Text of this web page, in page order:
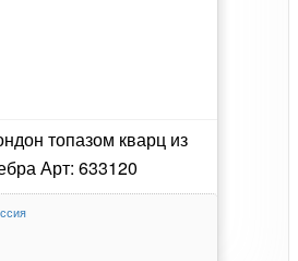
топазом кварц из
Арт: 633120